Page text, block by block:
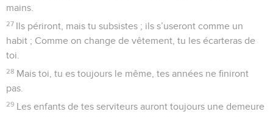
mains.
27 Ils périront, mais tu subsistes ; ils s’useront comme un
habit ; Comme on change de vêtement, tu les écarteras de
toi.
28 Mais toi, tu es toujours le même, tes années ne finiront
pas.
29 Les enfants de tes serviteurs auront toujours une demeure